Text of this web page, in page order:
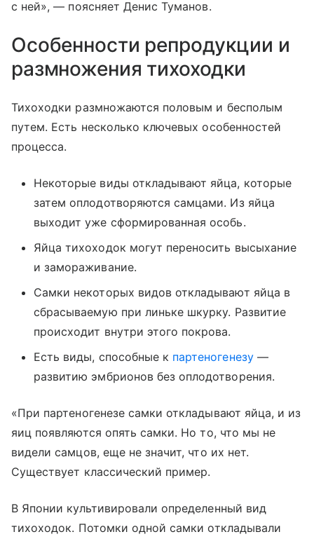
с ней», — поясняет Денис Туманов.
Особенности репродукции и
размножения тихоходки
Тихоходки размножаются половым и бесполым
путем. Есть несколько ключевых особенностей
процесса.
Некоторые виды откладывают яйца, которые
затем оплодотворяются самцами. Из яйца
выходит уже сформированная особь.
Яйца тихоходок могут переносить высыхание
и замораживание.
Самки некоторых видов откладывают яйца в
сбрасываемую при линьке шкурку. Развитие
происходит внутри этого покрова.
Есть виды, способные к партеногенезу—
развитию эмбрионов без оплодотворения.
«При партеногенезе самки откладывают яйца, и из
яиц появляются опять самки. Но то, что мы не
видели самцов, еще не значит, что их нет.
Существует классический пример.
В Японии культивировали определенный вид
тихоходок. Потомки одной самки откладывали